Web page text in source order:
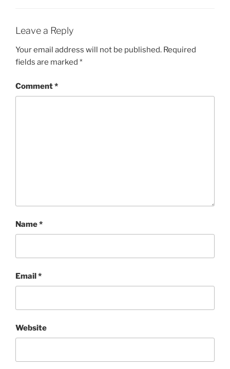
Leave a Reply
Your email address will not be published. Required
fields are marked *
Comment*
Name*
Email*
Website